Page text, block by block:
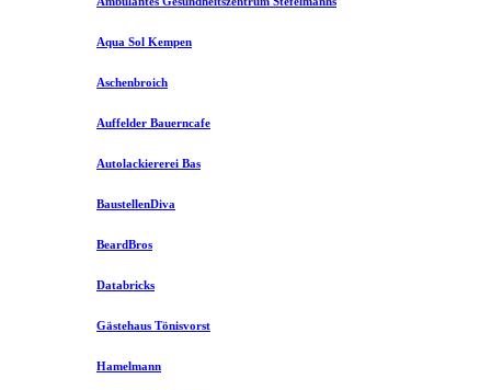
Aqua Sol Kempen
Aschenbroich
Auffelder Bauerncafe
Autolackiererei Bas
BaustellenDiva
BeardBros
Databricks
Gästehaus Tönisvorst
Hamelmann